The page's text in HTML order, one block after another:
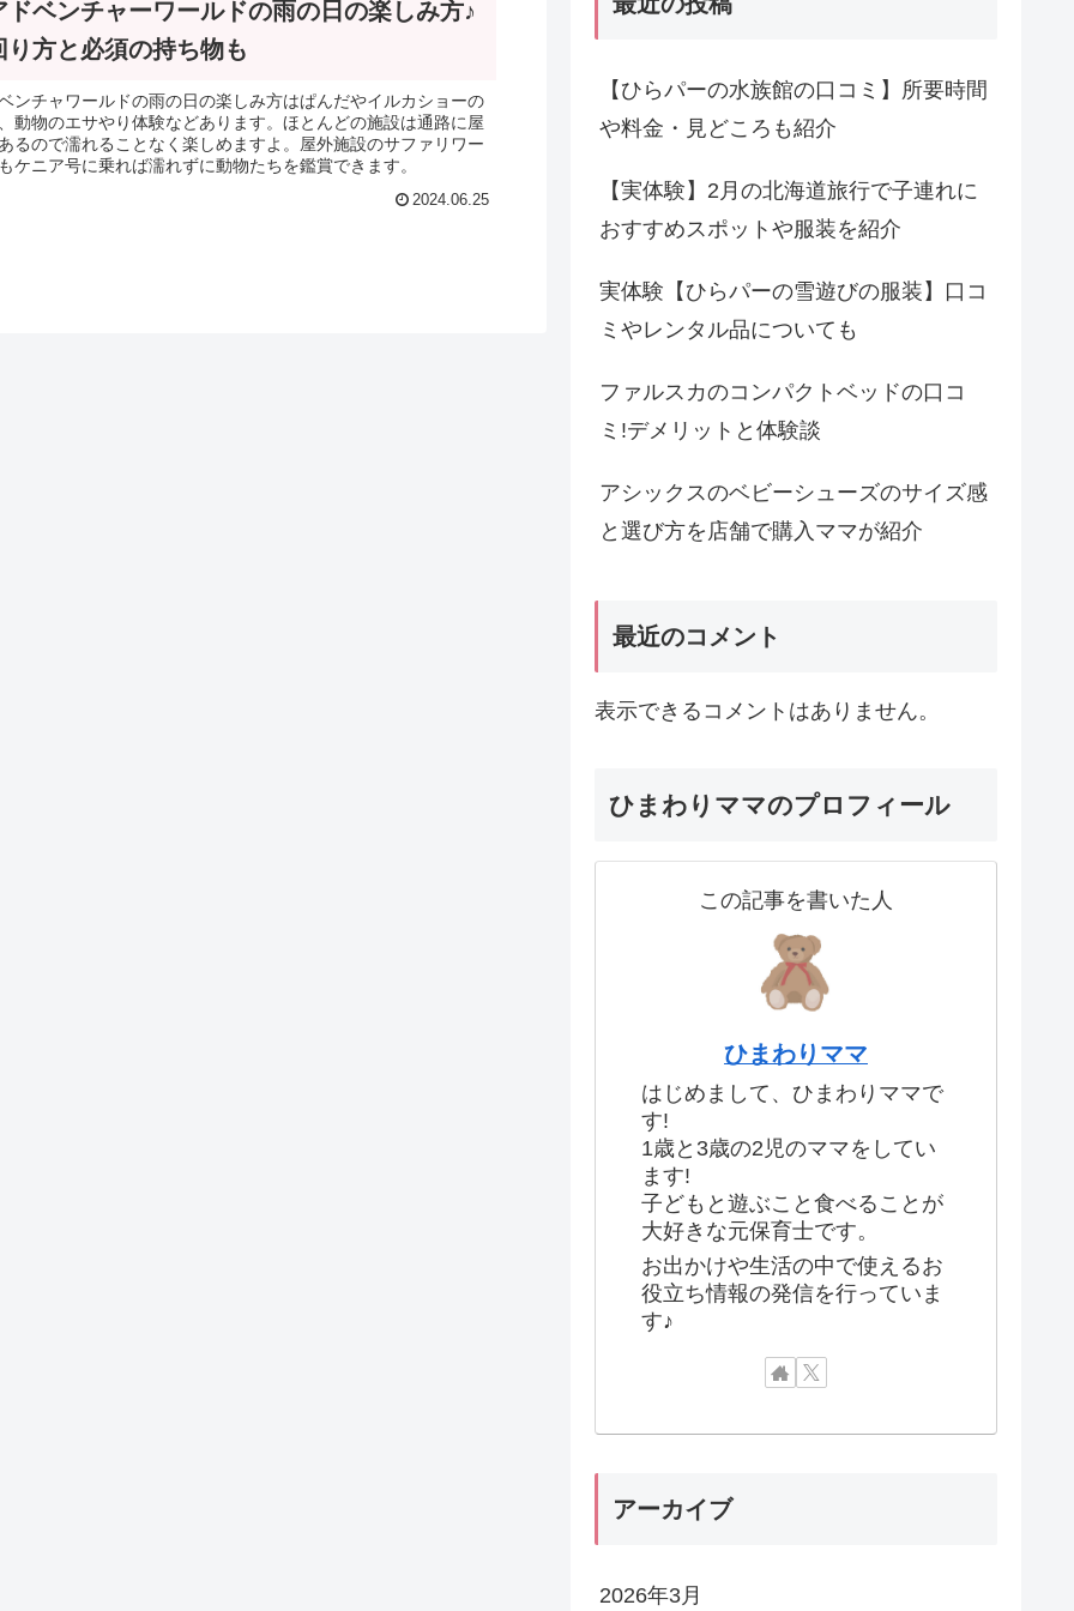
ドベンチャーワールドの雨の日の楽しみ方♪
り方と必須の持ち物も
ンチャワールドの雨の日の楽しみ方はぱんだやイルカショーの
動物のエサやり体験などあります。ほとんどの施設は通路に屋
るので濡れることなく楽しめますよ。屋外施設のサファリワー
ケニア号に乗れば濡れずに動物たちを鑑賞できます。
2024.06.25
【ひらパーの水族館の口コミ】所要時間
や料金・見どころも紹介
【実体験】2月の北海道旅行で子連れに
おすすめスポットや服装を紹介
実体験【ひらパーの雪遊びの服装】口コ
ミやレンタル品についても
ファルスカのコンパクトベッドの口コ
ミ!デメリットと体験談
アシックスのベビーシューズのサイズ感
と選び方を店舗で購入ママが紹介
最近のコメント
表示できるコメントはありません。
ひまわりママのプロフィール
この記事を書いた人
ひまわりママ
はじめまして、ひまわりママで
す!
1歳と3歳の2児のママをしてい
ます!
子どもと遊ぶこと食べることが
大好きな元保育士です。
お出かけや生活の中で使えるお
役立ち情報の発信を行っていま
す♪
アーカイブ
2026年3月